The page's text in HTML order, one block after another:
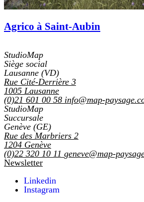
Agrico à Saint-Aubin
StudioMap
Siège social
Lausanne (VD)
Rue Cité-Derrière 3
1005 Lausanne
(0)21 601 00 58 info@map-
StudioMap
Succursale
Genève (GE)
Rue des Marbriers 2
1204 Genève
(0)22 320 10 11 geneve@map-
Newsletter
Linkedin
Instagram